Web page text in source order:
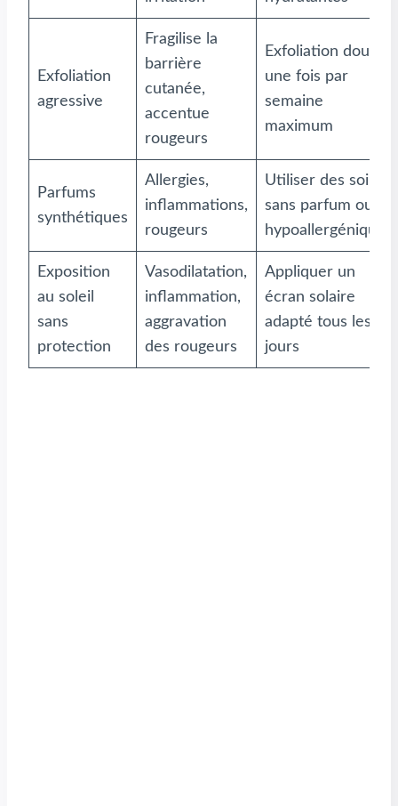
Exfoliation
agressive
Fragilise la
barrière
cutanée,
accentue
rougeurs
Exfoliation douce,
une fois par
semaine
maximum
Parfums
synthétiques
Allergies,
inflammations,
rougeurs
Utiliser des soins
sans parfum ou
hypoallergéniques
Exposition
au soleil
sans
protection
Vasodilatation,
inflammation,
aggravation
des rougeurs
Appliquer un
écran solaire
adapté tous les
jours